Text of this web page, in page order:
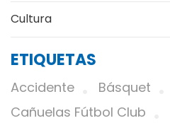
Cultura
ETIQUETAS
Accidente Básquet
Cañuelas Fútbol Club